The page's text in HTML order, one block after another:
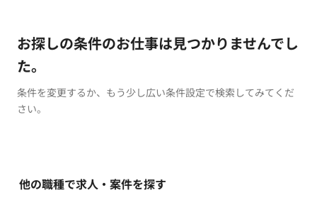
お探しの条件のお仕事は見つかりませんでし
た。
条件を変更するか、もう少し広い条件設定で検索してみてくだ
さい。
他の職種で求人・案件を探す